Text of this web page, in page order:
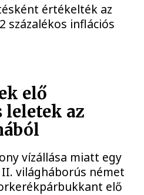
értékelték az
százalékos inflációs
elő
az
vízállása miatt egy
világháborús német
elő